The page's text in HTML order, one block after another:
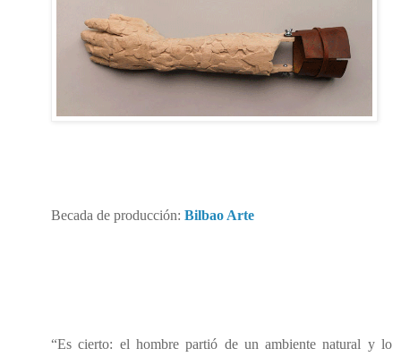
Becada de producción: Bilbao Arte
“Es cierto: el hombre partió de un ambiente natural y lo